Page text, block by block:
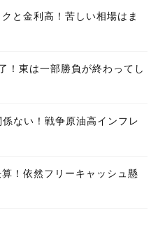
と金利高！苦しい相場はま
！東は一部勝負が終わってし
ない！戦争原油高インフレ
！依然フリーキャッシュ懸